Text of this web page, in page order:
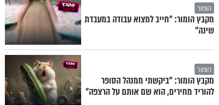
הומור
מקבץ הומור: "חייב למצוא עבודה במעבדת
שינה"
הומור
מקבץ הומור: "ביקשתי ממנהל הסופר
להוריד מחירים, הוא שם אותם על הרצפה"